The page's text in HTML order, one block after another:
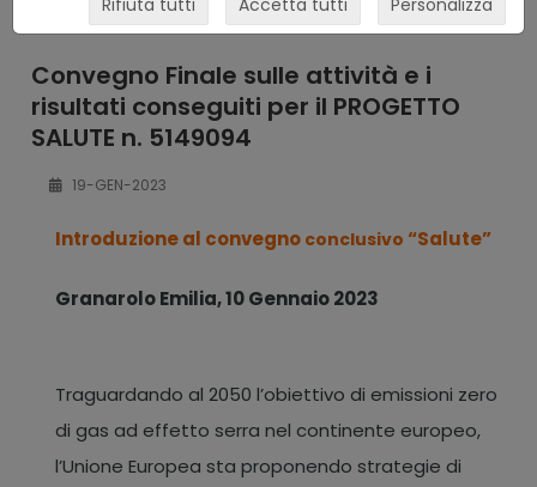
Convegno Finale sulle attività e i
risultati conseguiti per il PROGETTO
SALUTE n. 5149094
19-GEN-2023
Introduzione al convegno conclusivo “Salute”
Granarolo Emilia, 10 Gennaio 2023
Traguardando al 2050 l’obiettivo di emissioni zero
di gas ad effetto serra nel continente europeo,
l’Unione Europea sta proponendo strategie di
Rifiuta tutti Accetta tutti Personalizza